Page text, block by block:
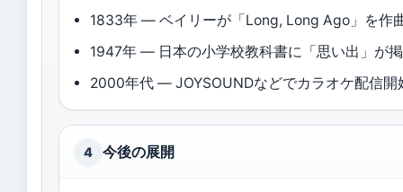
1833年 — ベイリーが「Long, Long Ago」を作
1947年 — 日本の小学校教科書に「思い出」が
2000年代 — JOYSOUNDなどでカラオケ配信開
4 今後の展開